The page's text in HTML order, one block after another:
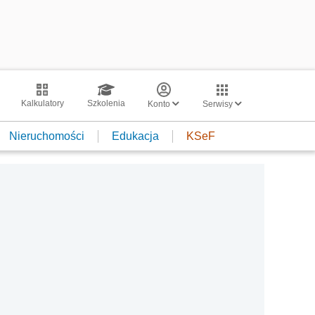
Kalkulatory Szkolenia Konto Serwisy
Nieruchomości Edukacja KSeF